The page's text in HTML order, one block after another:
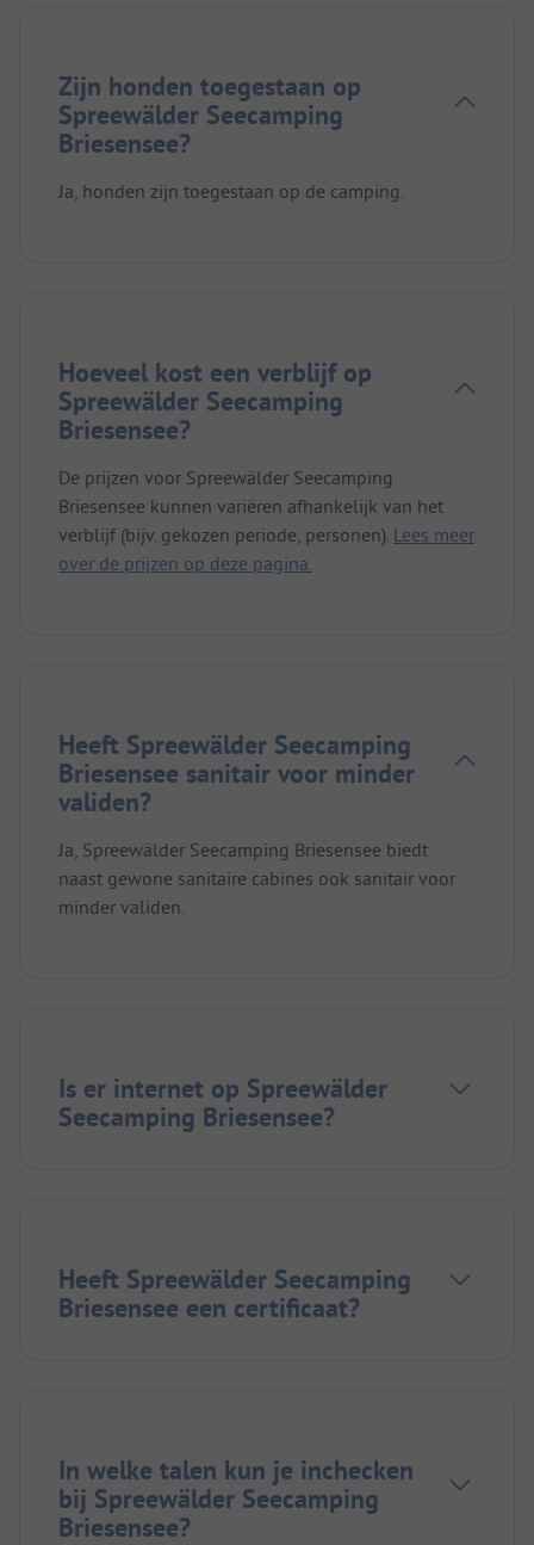
Zijn honden toegestaan op
Spreewälder Seecamping
Briesensee?
Ja, honden zijn toegestaan op de camping.
Hoeveel kost een verblijf op
Spreewälder Seecamping
Briesensee?
De prijzen voor Spreewälder Seecamping
Briesensee kunnen variëren afhankelijk van het
verblijf (bijv. gekozen periode, personen). Lees meer
over de prijzen op deze pagina.
Heeft Spreewälder Seecamping
Briesensee sanitair voor minder
validen?
Ja, Spreewälder Seecamping Briesensee biedt
naast gewone sanitaire cabines ook sanitair voor
minder validen.
Is er internet op Spreewälder
Seecamping Briesensee?
Heeft Spreewälder Seecamping
Briesensee een certificaat?
In welke talen kun je inchecken
bij Spreewälder Seecamping
Briesensee?